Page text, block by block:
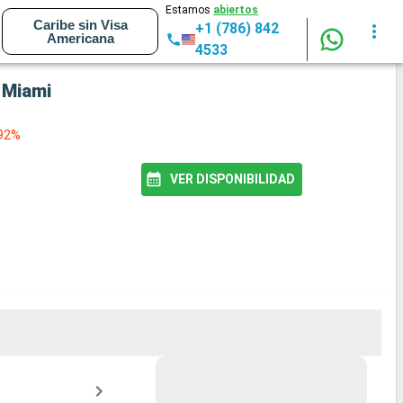
Caribe sin Visa
Americana
Estamos abiertos
+1 (786) 842
4533
VER DISPONIBILIDAD